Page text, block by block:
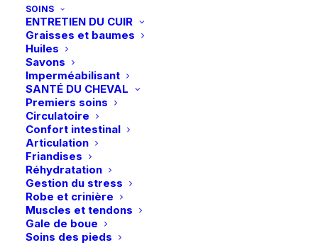
SOINS
ENTRETIEN DU CUIR
Graisses et baumes
Huiles
Savons
Imperméabilisant
SANTÉ DU CHEVAL
Premiers soins
Circulatoire
Confort intestinal
Articulation
Friandises
Réhydratation
Gestion du stress
Robe et crinière
Muscles et tendons
Gale de boue
Soins des pieds